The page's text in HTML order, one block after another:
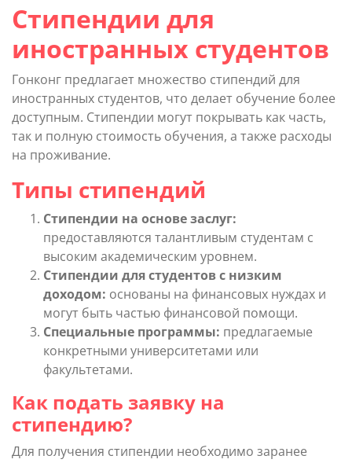
Стипендии для
иностранных студентов
Гонконг предлагает множество стипендий для
иностранных студентов, что делает обучение более
доступным. Стипендии могут покрывать как часть,
так и полную стоимость обучения, а также расходы
на проживание.
Типы стипендий
Стипендии на основе заслуг:
предоставляются талантливым студентам с
высоким академическим уровнем.
Стипендии для студентов с низким
доходом: основаны на финансовых нуждах и
могут быть частью финансовой помощи.
Специальные программы: предлагаемые
конкретными университетами или
факультетами.
Как подать заявку на
стипендию?
Для получения стипендии необходимо заранее